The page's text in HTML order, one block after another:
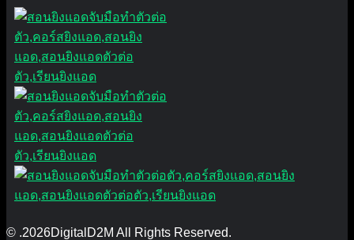
© .2026DigitalD2M All Rights Reserved.